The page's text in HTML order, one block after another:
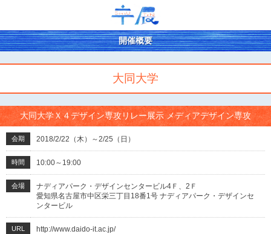
開催概要
大同大学
大同大学Ｘ４デザイン専攻リレー展示 メディアデザイン専攻
会期 2018/2/22（木）～2/25（日）
時間 10:00～19:00
会場
ナディアパーク・デザインセンタービル4Ｆ、2Ｆ
愛知県名古屋市中区栄三丁目18番1号 ナディアパーク・デザインセ
ンタービル
URL http://www.daido-it.ac.jp/